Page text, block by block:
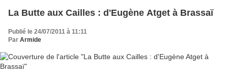
La Butte aux Cailles : d'Eugène Atget à Brassaï
Publié le 24/07/2011 à 11:11
Par Armide